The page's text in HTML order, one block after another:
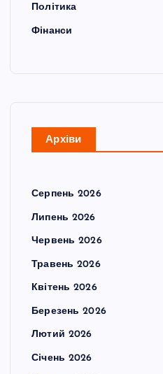
Політика
Фінанси
Архіви
Серпень 2026
Липень 2026
Червень 2026
Травень 2026
Квітень 2026
Березень 2026
Лютий 2026
Січень 2026